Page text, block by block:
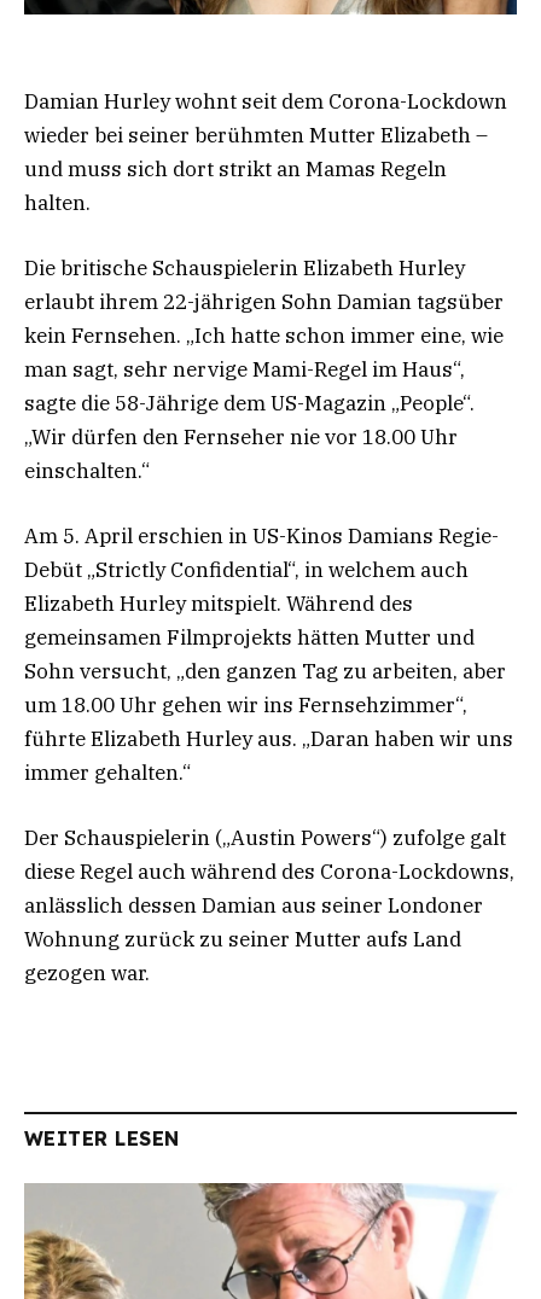
Damian Hurley wohnt seit dem Corona-Lockdown
wieder bei seiner berühmten Mutter Elizabeth –
und muss sich dort strikt an Mamas Regeln
halten.
Die britische Schauspielerin Elizabeth Hurley
erlaubt ihrem 22-jährigen Sohn Damian tagsüber
kein Fernsehen. „Ich hatte schon immer eine, wie
man sagt, sehr nervige Mami-Regel im Haus“,
sagte die 58-Jährige dem US-Magazin „People“.
„Wir dürfen den Fernseher nie vor 18.00 Uhr
einschalten.“
Am 5. April erschien in US-Kinos Damians Regie-
Debüt „Strictly Confidential“, in welchem auch
Elizabeth Hurley mitspielt. Während des
gemeinsamen Filmprojekts hätten Mutter und
Sohn versucht, „den ganzen Tag zu arbeiten, aber
um 18.00 Uhr gehen wir ins Fernsehzimmer“,
führte Elizabeth Hurley aus. „Daran haben wir uns
immer gehalten.“
Der Schauspielerin („Austin Powers“) zufolge galt
diese Regel auch während des Corona-Lockdowns,
anlässlich dessen Damian aus seiner Londoner
Wohnung zurück zu seiner Mutter aufs Land
gezogen war.
WEITER LESEN